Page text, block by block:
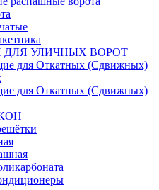
УЛИЧНЫХ ВОРОТ
для Откатных (Сдвижных)
для Откатных (Сдвижных)